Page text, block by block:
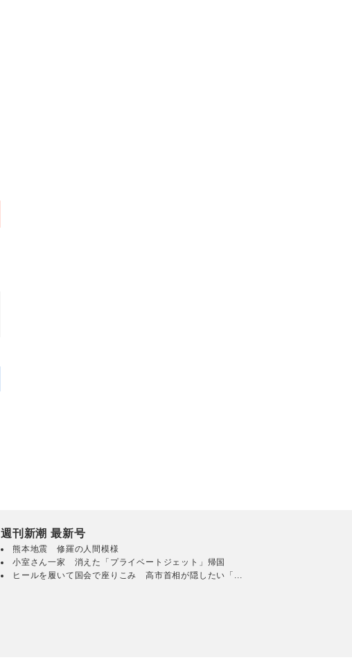
週刊新潮 最新号
熊本地震 修羅の人間模様
小室さん一家 消えた「プライベートジェット」帰国
ヒールを履いて国会で座りこみ 高市首相が隠したい「...